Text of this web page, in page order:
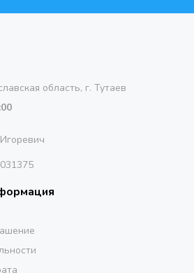
область, г. Тутаев